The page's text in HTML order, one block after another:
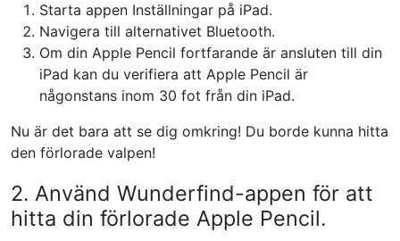
Starta appen Inställningar på iPad.
Navigera till alternativet Bluetooth.
Om din Apple Pencil fortfarande är ansluten till din
iPad kan du verifiera att Apple Pencil är
någonstans inom 30 fot från din iPad.
Nu är det bara att se dig omkring! Du borde kunna hitta
den förlorade valpen!
2. Använd Wunderfind-appen för att
hitta din förlorade Apple Pencil.